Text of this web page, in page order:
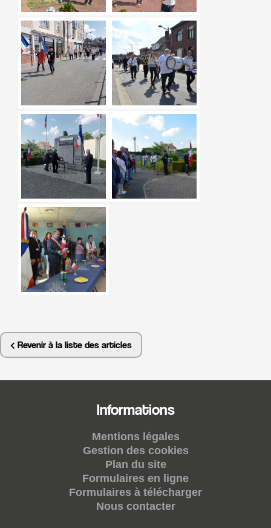
Revenir à la liste des articles
Informations
Mentions légales
Gestion des cookies
Plan du site
Formulaires en ligne
Formulaires à télécharger
Nous contacter